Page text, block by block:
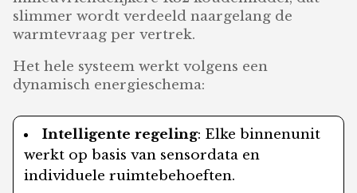
slimmer wordt verdeeld naargelang de
warmtevraag per vertrek.
Het hele systeem werkt volgens een
dynamisch energieschema:
Intelligente regeling: Elke binnenunit
werkt op basis van sensordata en
individuele ruimtebehoeften.